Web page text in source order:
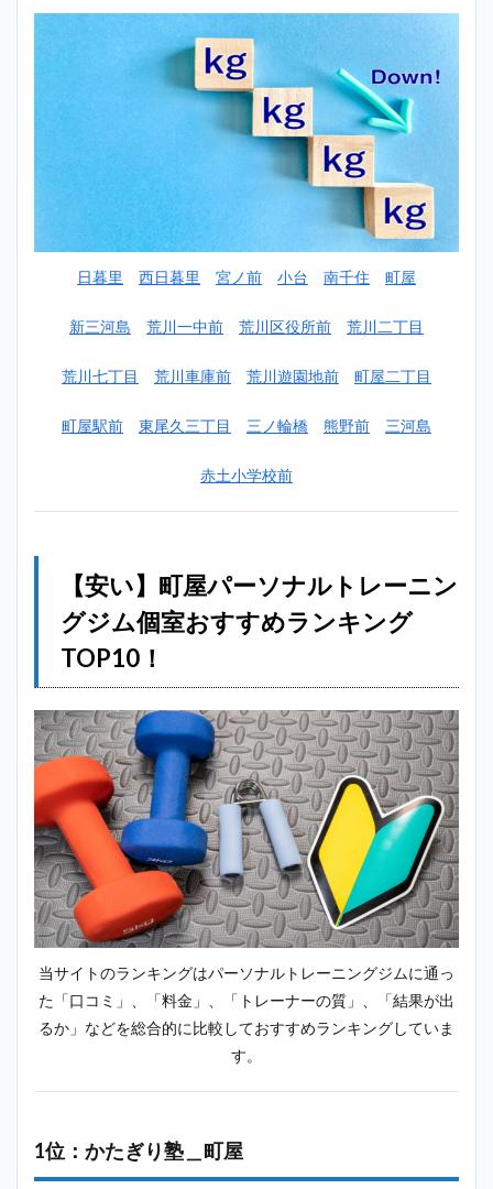
めラ
ング
2
【安い】
ソナルト
室おすす
ング
2.1
かた
ぎり
2.2
2
（MIYAZAKI
GYM）＿町
屋
2.3
3
位：ランウ
ェイ
（Runway）
＿町屋
2.4
4位：
エク
イズ
コー
チ＿
町屋
2.5
5
位：ラスタ
イル
（Lastyle）
＿町屋
ンナー
（Body
impact
日暮里 西日暮里 宮ノ前 小台 南千住 町屋
新三河島 荒川一中前 荒川区役所前 荒川二丁目
荒川七丁目 荒川車庫前 荒川遊園地前 町屋二丁目
町屋駅前 東尾久三丁目 三ノ輪橋 熊野前 三河島
赤土小学校前
【安い】町屋パーソナルトレーニン
グジム個室おすすめランキング
TOP10！
当サイトのランキングはパーソナルトレーニングジムに通っ
た「口コミ」、「料金」、「トレーナーの質」、「結果が出
るか」などを総合的に比較しておすすめランキングしていま
す。
1位：かたぎり塾＿町屋